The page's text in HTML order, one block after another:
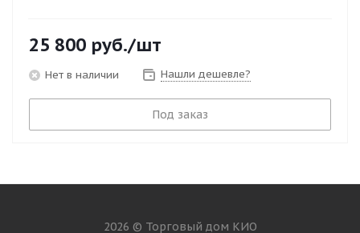
25 800 руб./шт
Нет в наличии Нашли дешевле?
Под заказ
2026 © Торговый дом КИО